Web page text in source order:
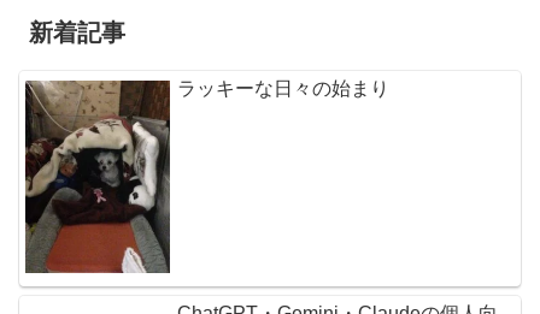
新着記事
ラッキーな日々の始まり